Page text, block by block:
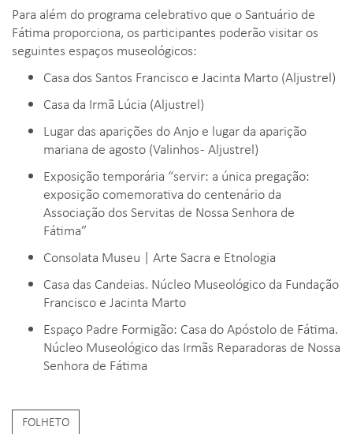
Para além do programa celebrativo que o Santuário de
Fátima proporciona, os participantes poderão visitar os
seguintes espaços museológicos:
Casa dos Santos Francisco e Jacinta Marto (Aljustrel)
Casa da Irmã Lúcia (Aljustrel)
Lugar das aparições do Anjo e lugar da aparição
mariana de agosto (Valinhos - Aljustrel)
Exposição temporária “servir: a única pregação:
exposição comemorativa do centenário da
Associação dos Servitas de Nossa Senhora de
Fátima”
Consolata Museu | Arte Sacra e Etnologia
Casa das Candeias. Núcleo Museológico da Fundação
Francisco e Jacinta Marto
Espaço Padre Formigão: Casa do Apóstolo de Fátima.
Núcleo Museológico das Irmãs Reparadoras de Nossa
Senhora de Fátima
FOLHETO